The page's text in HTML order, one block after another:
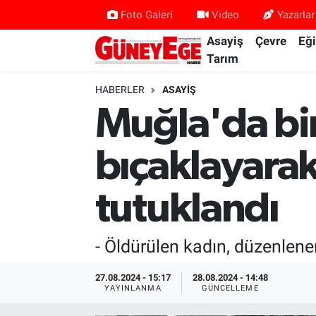
Foto Galeri Video Yazarlar
Asayiş Çevre
Tarım
HABERLER ASAYIŞ
Muğla'da bir
tutuklandı
- Öldürülen kadın,
27.08.2024 - 15:17
YAYINLANMA
28.08.2024 - 14:48
GÜNCELLEME
Kültür Sanat
İstanbul Hava Durumu
İstanbul Trafik Yoğunluk Haritası
Süper Lig Puan Durumu ve Fikstür
Tüm Manşetler
Son Dakika Haberleri